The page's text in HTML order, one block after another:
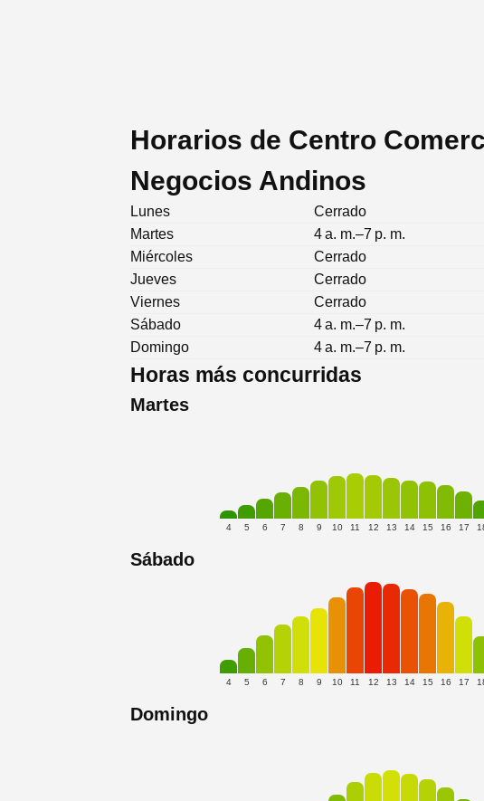
Horarios de Centro
Negocios Andinos
Lunes
Cerrado
Martes
4 a. m.–7 p. m.
Miércoles
Cerrado
Jueves
Cerrado
Viernes
Cerrado
Sábado
4 a. m.–7 p. m.
Domingo
4 a. m.–7 p. m.
Horas más concurridas
Martes
4 5 6 7 8 9 10 11 12 13 14 15 16 17
Sábado
4 5 6 7 8 9 10 11 12 13 14 15 16 17
Domingo